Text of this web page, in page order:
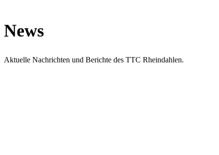
News
Aktuelle Nachrichten und Berichte des TTC Rheindahlen.